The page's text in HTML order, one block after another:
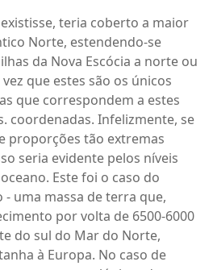
teria coberto a maior
Norte, estendendo-se
da Nova Escócia a norte ou
que estes são os únicos
que correspondem a estes
coordenadas. Infelizmente, se
proporções tão extremas
seria evidente pelos níveis
Este foi o caso do
uma massa de terra que,
por volta de 6500-6000
do sul do Mar do Norte,
à Europa. No caso de